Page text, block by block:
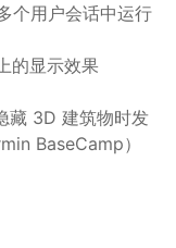
个用户会话中运行
的显示效果
藏 3D 建筑物时发
BaseCamp）